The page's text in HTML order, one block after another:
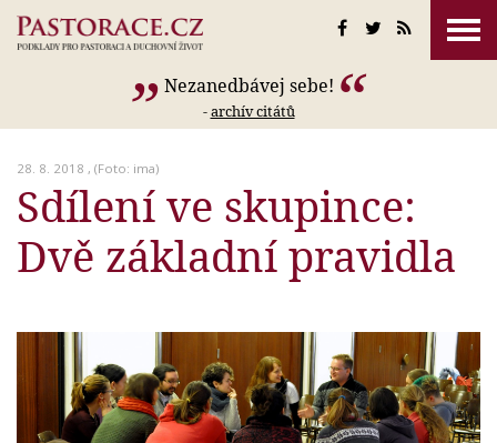
Nezanedbávej sebe!
-archív citátů
28. 8. 2018 , (Foto: ima)
Sdílení ve skupince:
Dvě základní pravidla